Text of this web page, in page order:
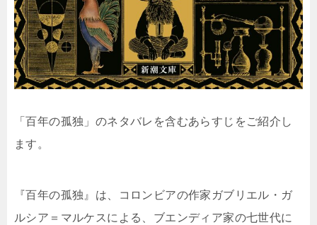
「百年の孤独」のネタバレを含むあらすじをご紹介し
ます。
『百年の孤独』は、コロンビアの作家ガブリエル・ガ
ルシア＝マルケスによる、ブエンディア家の七世代に